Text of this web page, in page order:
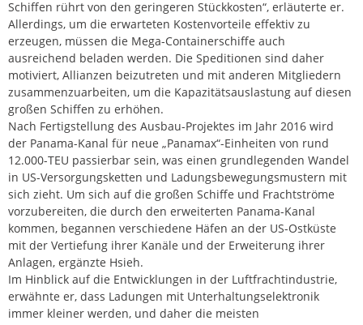
Schiffen rührt von den geringeren Stückkosten“, erläuterte er.
Allerdings, um die erwarteten Kostenvorteile effektiv zu
erzeugen, müssen die Mega-Containerschiffe auch
ausreichend beladen werden. Die Speditionen sind daher
motiviert, Allianzen beizutreten und mit anderen Mitgliedern
zusammenzuarbeiten, um die Kapazitätsauslastung auf diesen
großen Schiffen zu erhöhen.
Nach Fertigstellung des Ausbau-Projektes im Jahr 2016 wird
der Panama-Kanal für neue „Panamax“-Einheiten von rund
12.000-TEU passierbar sein, was einen grundlegenden Wandel
in US-Versorgungsketten und Ladungsbewegungsmustern mit
sich zieht. Um sich auf die großen Schiffe und Frachtströme
vorzubereiten, die durch den erweiterten Panama-Kanal
kommen, begannen verschiedene Häfen an der US-Ostküste
mit der Vertiefung ihrer Kanäle und der Erweiterung ihrer
Anlagen, ergänzte Hsieh.
Im Hinblick auf die Entwicklungen in der Luftfrachtindustrie,
erwähnte er, dass Ladungen mit Unterhaltungselektronik
immer kleiner werden, und daher die meisten